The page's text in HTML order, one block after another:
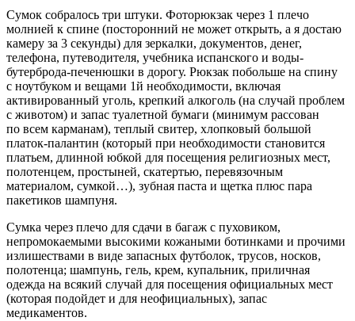
Сумок собралось три штуки. Фоторюкзак через 1 плечо
молнией к спине (посторонний не может открыть, а я достаю
камеру за 3 секунды) для зеркалки, документов, денег,
телефона, путеводителя, учебника испанского и воды-
бутерброда-печенюшки в дорогу. Рюкзак побольше на спину
с ноутбуком и вещами 1й необходимости, включая
активированный уголь, крепкий алкоголь (на случай проблем
с животом) и запас туалетной бумаги (минимум рассован
по всем карманам), теплый свитер, хлопковый большой
платок-палантин (который при необходимости становится
платьем, длинной юбкой для посещения религиозных мест,
полотенцем, простыней, скатертью, перевязочным
материалом, сумкой…), зубная паста и щетка плюс пара
пакетиков шампуня.
Сумка через плечо для сдачи в багаж с пуховиком,
непромокаемыми высокими кожаными ботинками и прочими
излишествами в виде запасных футболок, трусов, носков,
полотенца; шампунь, гель, крем, купальник, приличная
одежда на всякий случай для посещения официальных мест
(которая подойдет и для неофициальных), запас
медикаментов.